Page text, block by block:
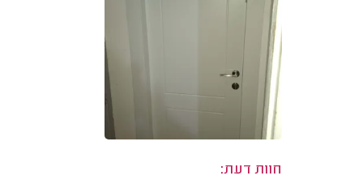
חוות דעת: